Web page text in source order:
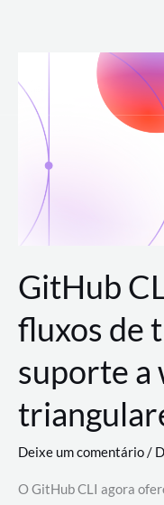
para
conteúdo
GitHub
fluxos de
suporte
Deixe um comentário/
O GitHub CLI agora